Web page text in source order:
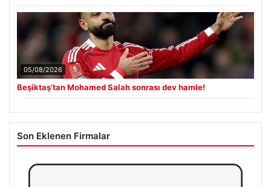
05/08/2026
Beşiktaş’tan Mohamed Salah sonrası dev hamle!
Son Eklenen Firmalar